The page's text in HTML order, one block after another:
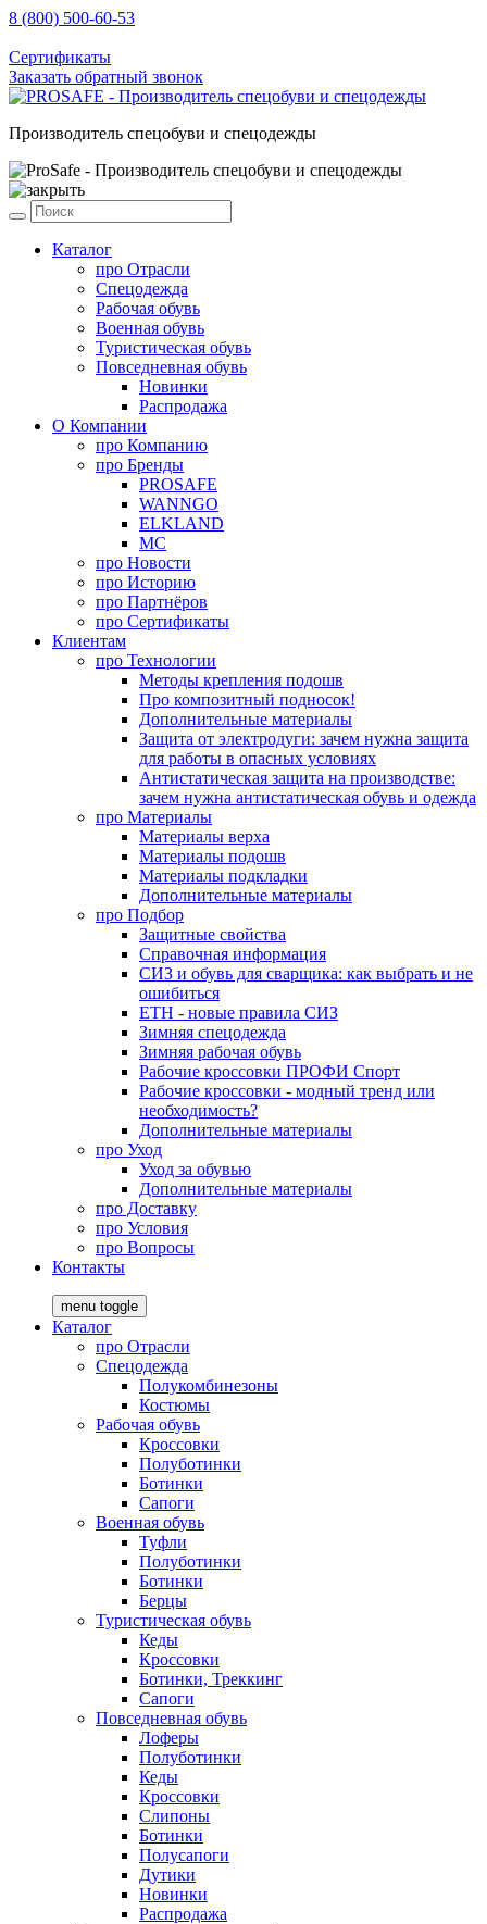
8 (800) 500-60-53
Сертификаты
Заказать обратный звонок
Производитель спецобуви и спецодежды
Каталог
про Отрасли
Спецодежда
Рабочая обувь
Военная обувь
Туристическая обувь
Повседневная обувь
Новинки
Распродажа
О Компании
про Компанию
про Бренды
PROSAFE
WANNGO
ELKLAND
MC
про Новости
про Историю
про Партнёров
про Сертификаты
Клиентам
про Технологии
Методы крепления подошв
Про композитный подносок!
Дополнительные материалы
Защита от электродуги: зачем нужна защита
для работы в опасных условиях
Антистатическая защита на производстве:
зачем нужна антистатическая обувь и одежда
про Материалы
Материалы верха
Материалы подошв
Материалы подкладки
Дополнительные материалы
про Подбор
Защитные свойства
Справочная информация
СИЗ и обувь для сварщика: как выбрать и не
ошибиться
ЕТН - новые правила СИЗ
Зимняя спецодежда
Зимняя рабочая обувь
Рабочие кроссовки ПРОФИ Спорт
Рабочие кроссовки - модный тренд или
необходимость?
Дополнительные материалы
про Уход
Уход за обувью
Дополнительные материалы
про Доставку
про Условия
про Вопросы
Контакты
menu toggle
Каталог
про Отрасли
Спецодежда
Полукомбинезоны
Костюмы
Рабочая обувь
Кроссовки
Полуботинки
Ботинки
Сапоги
Военная обувь
Туфли
Полуботинки
Ботинки
Берцы
Туристическая обувь
Кеды
Кроссовки
Ботинки, Треккинг
Сапоги
Повседневная обувь
Лоферы
Полуботинки
Кеды
Кроссовки
Слипоны
Ботинки
Полусапоги
Дутики
Новинки
Распродажа